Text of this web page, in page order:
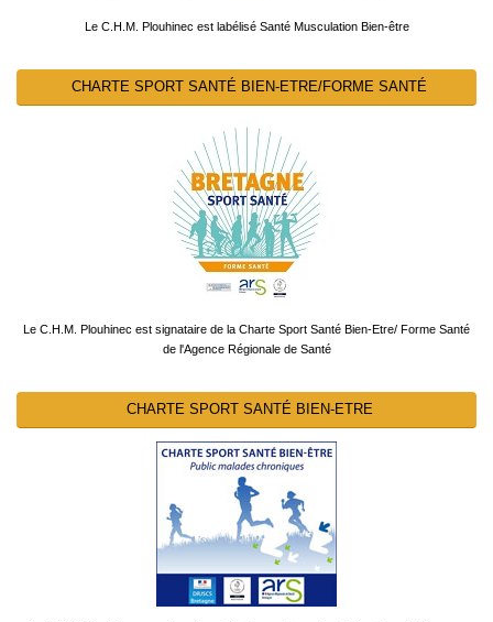
Le C.H.M. Plouhinec est labélisé Santé Musculation Bien-être
CHARTE SPORT SANTÉ BIEN-ETRE/FORME SANTÉ
Le C.H.M. Plouhinec est signataire de la Charte Sport Santé Bien-Etre/ Forme Santé
de l'Agence Régionale de Santé
CHARTE SPORT SANTÉ BIEN-ETRE